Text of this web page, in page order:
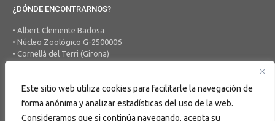
Este sitio web utiliza cookies para facilitarle la navegación de
forma anónima y analizar estadísticas del uso de la web.
Consideramos que si continúa navegando, acepta su
¿DÓNDE ENCONTRARNOS?
• Albert Clemente Badosa
• Núcleo Zoológico G-2500006
• Cornellà del Terri (Girona)
BUSCAR EN LA WEB